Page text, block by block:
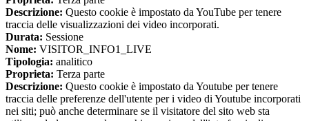
Descrizione: Questo cookie è impostato da YouTube per tenere
traccia delle visualizzazioni dei video incorporati.
Durata: Sessione
Nome: VISITOR_INFO1_LIVE
Tipologia: analitico
Proprieta: Terza parte
Descrizione: Questo cookie è impostato da Youtube per tenere
traccia delle preferenze dell'utente per i video di Youtube incorporati
nei siti; può anche determinare se il visitatore del sito web sta